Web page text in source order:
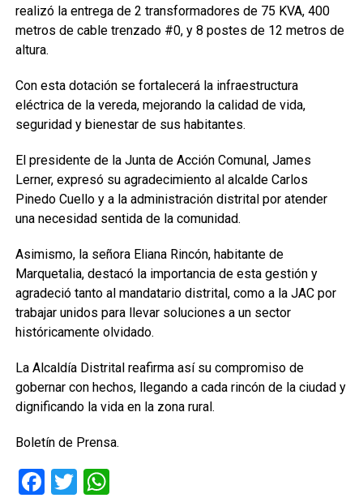
realizó la entrega de 2 transformadores de 75 KVA, 400
metros de cable trenzado #0, y 8 postes de 12 metros de
altura.
Con esta dotación se fortalecerá la infraestructura
eléctrica de la vereda, mejorando la calidad de vida,
seguridad y bienestar de sus habitantes.
El presidente de la Junta de Acción Comunal, James
Lerner, expresó su agradecimiento al alcalde Carlos
Pinedo Cuello y a la administración distrital por atender
una necesidad sentida de la comunidad.
Asimismo, la señora Eliana Rincón, habitante de
Marquetalia, destacó la importancia de esta gestión y
agradeció tanto al mandatario distrital, como a la JAC por
trabajar unidos para llevar soluciones a un sector
históricamente olvidado.
La Alcaldía Distrital reafirma así su compromiso de
gobernar con hechos, llegando a cada rincón de la ciudad y
dignificando la vida en la zona rural.
Boletín de Prensa.
Facebook
TwitterWhatsApp